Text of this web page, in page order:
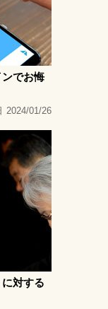
でお悔
2024/01/26
対する